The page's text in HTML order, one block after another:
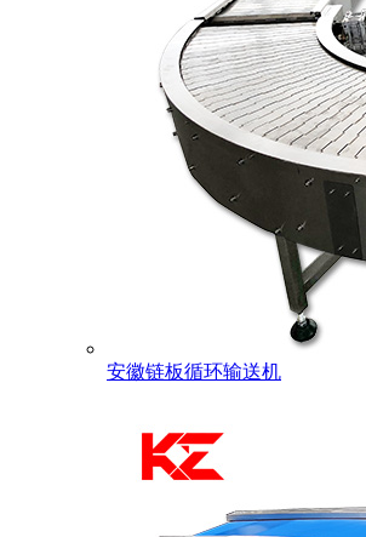
安徽链板循环输送机